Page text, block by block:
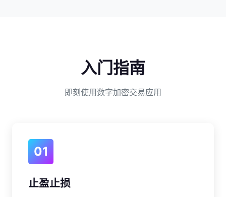
入门指南
即刻使用数字加密交易应用
01
止盈止损